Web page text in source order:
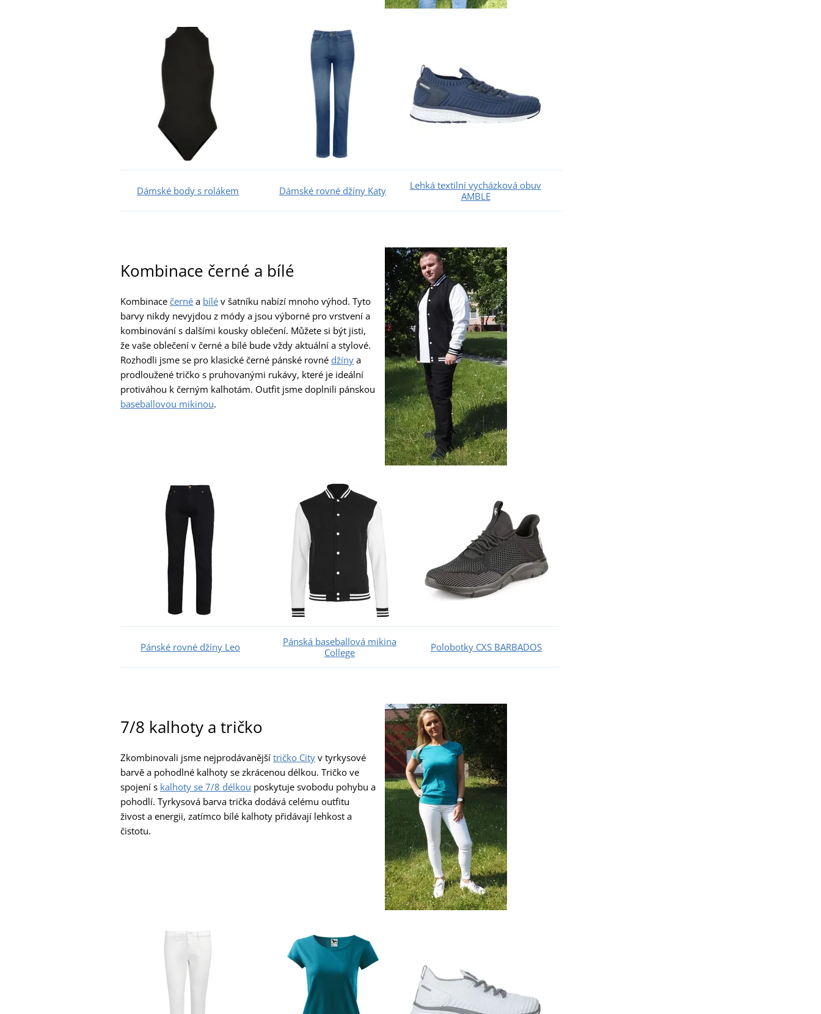
Dámské body s rolákem Dámské rovné džíny Katy
Lehká textilní vycházková obuv
AMBLE
Kombinace černé a bílé
Kombinace černé a bílé v šatníku nabízí mnoho výhod. Tyto
barvy nikdy nevyjdou z módy a jsou výborné pro vrstvení a
kombinování s dalšími kousky oblečení. Můžete si být jisti,
že vaše oblečení v černé a bílé bude vždy aktuální a stylové.
Rozhodli jsme se pro klasické černé pánské rovné džíny a
prodloužené tričko s pruhovanými rukávy, které je ideální
protiváhou k černým kalhotám. Outfit jsme doplnili pánskou
baseballovou mikinou.
Pánské rovné džíny Leo
Pánská baseballová mikina
College
Polobotky CXS BARBADOS
7/8 kalhoty a tričko
Zkombinovali jsme nejprodávanější tričko City v tyrkysové
barvě a pohodlné kalhoty se zkrácenou délkou. Tričko ve
spojení s kalhoty se 7/8 délkou poskytuje svobodu pohybu a
pohodlí. Tyrkysová barva trička dodává celému outfitu
živost a energii, zatímco bílé kalhoty přidávají lehkost a
čistotu.